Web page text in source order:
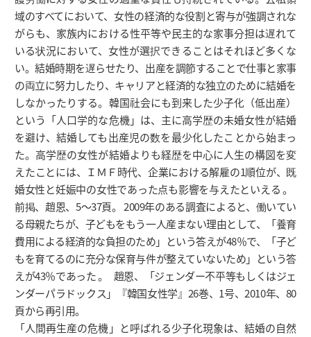
域のすべてにおいて、女性の経済的な役割と寄与が強調されな
がらも、家族内における性平等や民主的な家事分担は遅れて
いる状況において、女性が選択できることはそれほど多くな
い。結婚時期を遅らせたり、出産を調節することで仕事と家事
の両立に努力したり、キャリアと経済的な独立のために結婚を
しなかったりする。韓国社会にも到来した少子化（低出産）
という「人口学的な危機」は、主に高学歴の未婚女性が結婚
を避け、結婚しても出産児の数を最少化したことから始まっ
た。高学歴の女性が結婚よりも経歴を中心に人生の構図を変
えたことには、ＩＭＦ時代、企業における解雇の1順位が、既
婚女性と妊娠中の女性であった点も影響を与えたといえる 。
前掲、趙恩、5～37頁。 2009年のある調査によると、働いてい
る母親たちが、子どもをもう一人産まない理由として、「養育
費用による経済的な負担のため」という答えが48％で、「子ど
もを育てるのに充分な保育与件が整えていないため」という答
えが43％であった 。 趙恩、「ジェンダー不平等もしくはジェ
ンダーパラドックス」『韓国女性学』26巻、1号、2010年、80
頁から再引用。
「人間再生産の危機」と呼ばれる少子化現象は、結婚の自然